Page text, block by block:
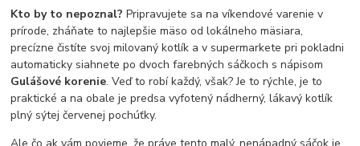
Kto by to nepoznal? Pripravujete sa na víkendové varenie v
prírode, zháňate to najlepšie mäso od lokálneho mäsiara,
precízne čistíte svoj milovaný kotlík a v supermarkete pri pokladni
automaticky siahnete po dvoch farebných sáčkoch s nápisom
Gulášové korenie. Veď to robí každý, však? Je to rýchle, je to
praktické a na obale je predsa vyfotený nádherný, lákavý kotlík
plný sýtej červenej pochúťky.